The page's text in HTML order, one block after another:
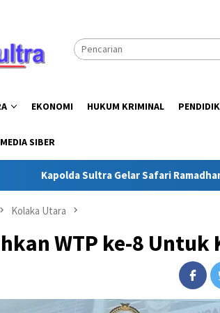
EKONOMI HUKUM KRIMINAL
MEDIA SIBER
Sultra Gelar Safari Ramadhan di
Kolaka Utara
WTP ke-8 Untuk